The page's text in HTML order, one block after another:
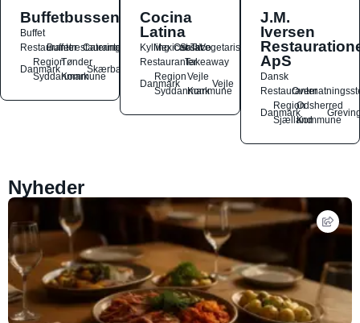
Buffetbussen
Buffet
Restauranter
Buffetrestauranter
Catering
Danmark
Region
Syddanmark
Tønder
Kommune
Skærbæk
Cocina
Latina
Kylling
Mexicansk
OstSalat
TacoVegetarisk
RestauranterTakeaway
Danmark
Region
Syddanmark
Vejle
Kommune
Vejle
J.M.
Iversen
ApS
Dansk
Restauranter
Danmark
Region
Sjælland
Odsherred
Kommune
Nyheder